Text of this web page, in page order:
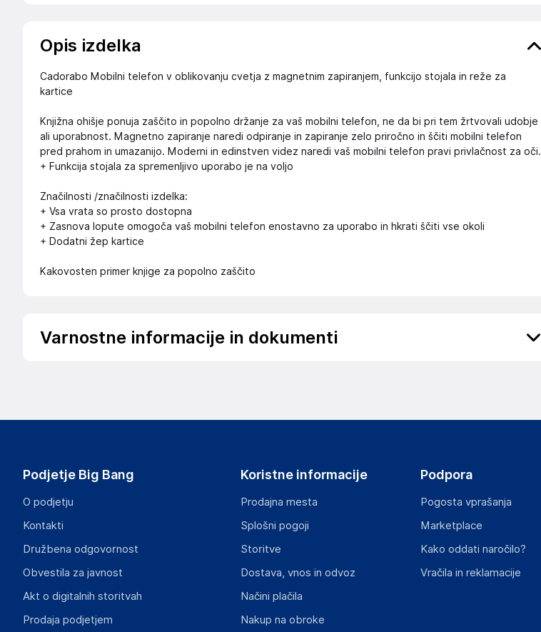
Opis izdelka
Cadorabo Mobilni telefon v oblikovanju cvetja z magnetnim zapiranjem, funkcijo stojala in reže za
kartice
Knjižna ohišje ponuja zaščito in popolno držanje za vaš mobilni telefon, ne da bi pri tem žrtvovali udobje
ali uporabnost. Magnetno zapiranje naredi odpiranje in zapiranje zelo priročno in ščiti mobilni telefon
pred prahom in umazanijo. Moderni in edinstven videz naredi vaš mobilni telefon pravi privlačnost za oči.
+ Funkcija stojala za spremenljivo uporabo je na voljo
Značilnosti /značilnosti izdelka:
+ Vsa vrata so prosto dostopna
+ Zasnova lopute omogoča vaš mobilni telefon enostavno za uporabo in hkrati ščiti vse okoli
+ Dodatni žep kartice
Kakovosten primer knjige za popolno zaščito
Varnostne informacije in dokumenti
Slike o varnosti izdelka vsebujejo opozorila na embalaži izdelka in lahko vključujejo ključne varnostne
Produktni dokumenti z opozorili ter varnostnimi in drugimi ključnimi informacijami, povezanimi z določenim
izdelkom.
Podjetje Big Bang
O podjetju
Kontakti
Družbena odgovornost
Obvestila za javnost
Akt o digitalnih storitvah
Prodaja podjetjem
Koristne informacije
Prodajna mesta
Splošni pogoji
Storitve
Dostava, vnos in odvoz
Načini plačila
Nakup na obroke
Podpora
Pogosta vprašanja
Marketplace
Kako oddati naročilo?
Vračila in reklamacije